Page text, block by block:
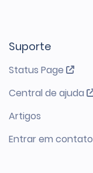
Suporte
Status Page
Central de ajuda
Artigos
Entrar em contato